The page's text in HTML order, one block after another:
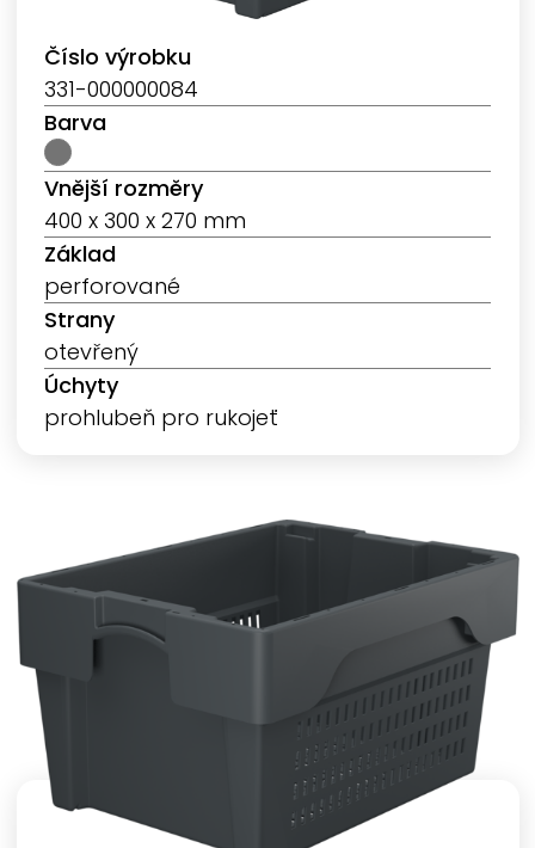
Číslo výrobku
331-000000084
Barva
Vnější rozměry
400 x 300 x 270 mm
Základ
perforované
Strany
otevřený
Úchyty
prohlubeň pro rukojeť